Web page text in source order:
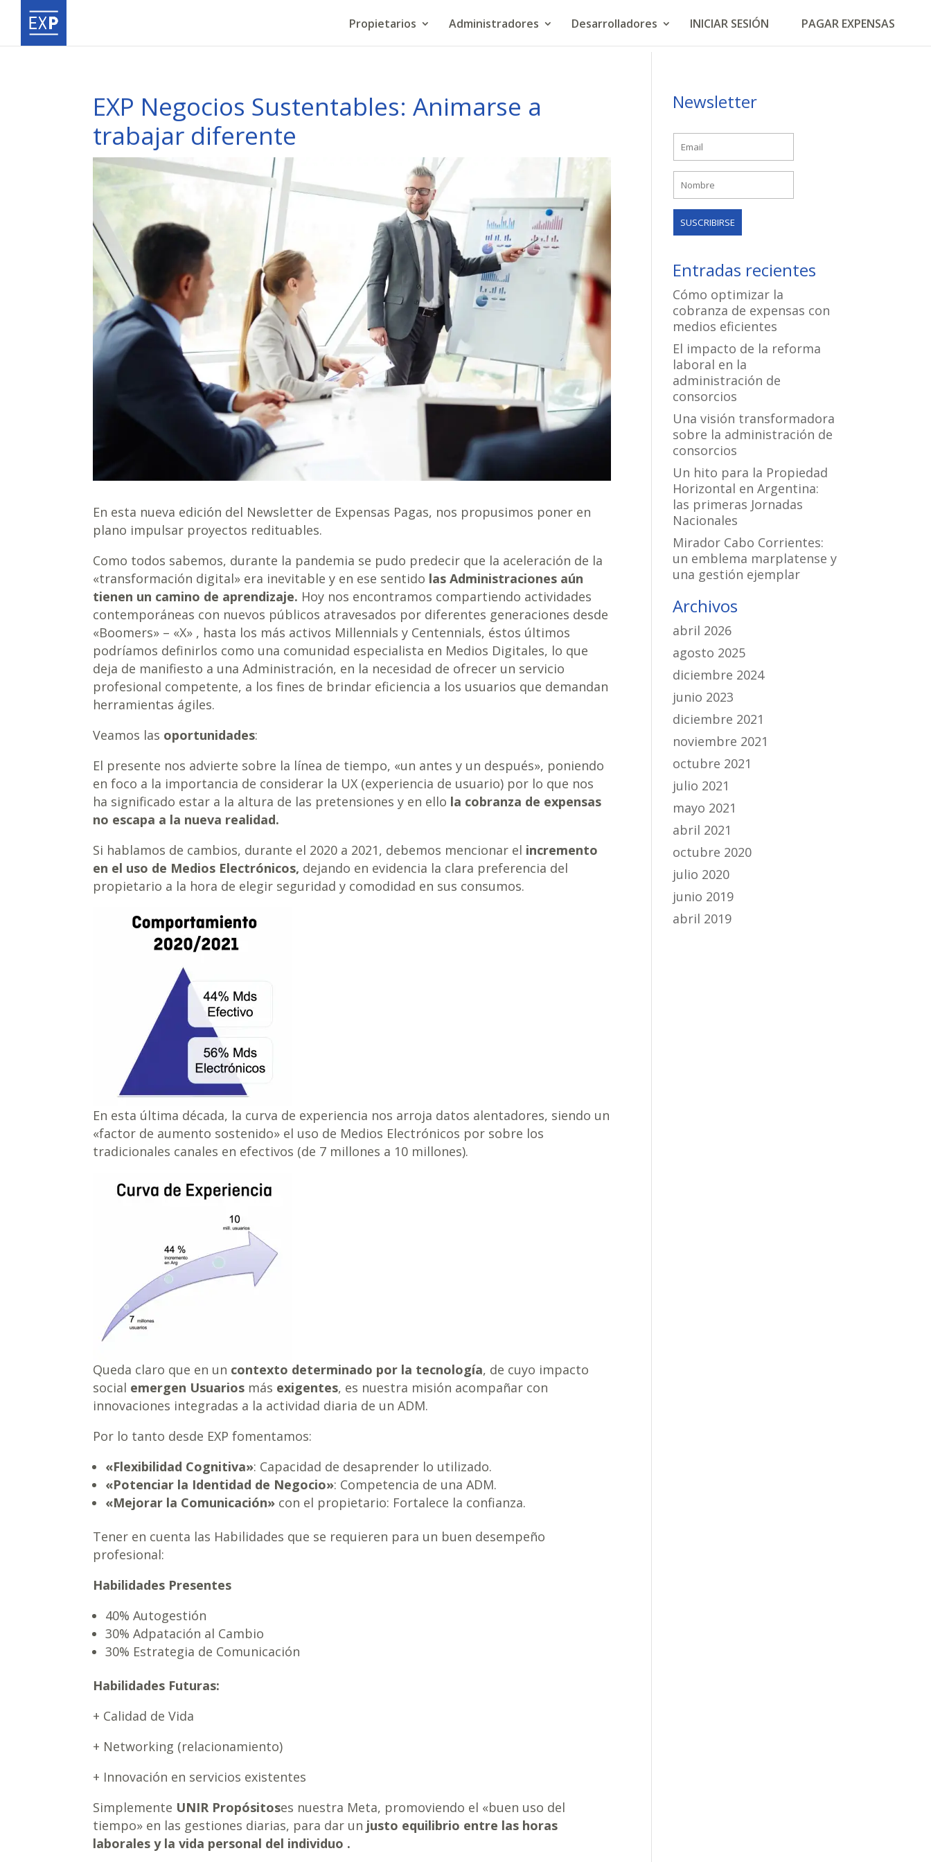
Propietarios Administradores Desarrolladores INICIAR SESIÓN PAGAR EXPENSAS
EXP Negocios Sustentables: Animarse a
trabajar diferente
En esta nueva edición del Newsletter de Expensas Pagas, nos propusimos poner en
plano impulsar proyectos redituables.
Como todos sabemos, durante la pandemia se pudo predecir que la aceleración de la
«transformación digital» era inevitable y en ese sentido las Administraciones aún
tienen un camino de aprendizaje. Hoy nos encontramos compartiendo actividades
contemporáneas con nuevos públicos atravesados por diferentes generaciones desde
«Boomers» – «X» , hasta los más activos Millennials y Centennials, éstos últimos
podríamos definirlos como una comunidad especialista en Medios Digitales, lo que
deja de manifiesto a una Administración, en la necesidad de ofrecer un servicio
profesional competente, a los fines de brindar eficiencia a los usuarios que demandan
herramientas ágiles.
Veamos las oportunidades:
El presente nos advierte sobre la línea de tiempo, «un antes y un después», poniendo
en foco a la importancia de considerar la UX (experiencia de usuario) por lo que nos
ha significado estar a la altura de las pretensiones y en ello la cobranza de expensas
no escapa a la nueva realidad.
Si hablamos de cambios, durante el 2020 a 2021, debemos mencionar el incremento
en el uso de Medios Electrónicos, dejando en evidencia la clara preferencia del
propietario a la hora de elegir seguridad y comodidad en sus consumos.
En esta última década, la curva de experiencia nos arroja datos alentadores, siendo un
«factor de aumento sostenido» el uso de Medios Electrónicos por sobre los
tradicionales canales en efectivos (de 7 millones a 10 millones).
Queda claro que en un contexto determinado por la tecnología, de cuyo impacto
social emergen Usuarios más exigentes, es nuestra misión acompañar con
innovaciones integradas a la actividad diaria de un ADM.
Por lo tanto desde EXP fomentamos:
«Flexibilidad Cognitiva»: Capacidad de desaprender lo utilizado.
«Potenciar la Identidad de Negocio»: Competencia de una ADM.
«Mejorar la Comunicación» con el propietario: Fortalece la confianza.
Tener en cuenta las Habilidades que se requieren para un buen desempeño
profesional:
Habilidades Presentes
40% Autogestión
30% Adpatación al Cambio
30% Estrategia de Comunicación
Habilidades Futuras:
+ Calidad de Vida
+ Networking (relacionamiento)
+ Innovación en servicios existentes
Simplemente UNIR Propósitoses nuestra Meta, promoviendo el «buen uso del
tiempo» en las gestiones diarias, para dar un justo equilibrio entre las horas
laborales y la vida personal del individuo .
Newsletter
Entradas recientes
Cómo optimizar la
cobranza de expensas con
medios eficientes
El impacto de la reforma
laboral en la
administración de
consorcios
Una visión transformadora
sobre la administración de
consorcios
Un hito para la Propiedad
Horizontal en Argentina:
las primeras Jornadas
Nacionales
Mirador Cabo Corrientes:
un emblema marplatense y
una gestión ejemplar
Archivos
abril 2026
agosto 2025
diciembre 2024
junio 2023
diciembre 2021
noviembre 2021
octubre 2021
julio 2021
mayo 2021
abril 2021
octubre 2020
julio 2020
junio 2019
abril 2019